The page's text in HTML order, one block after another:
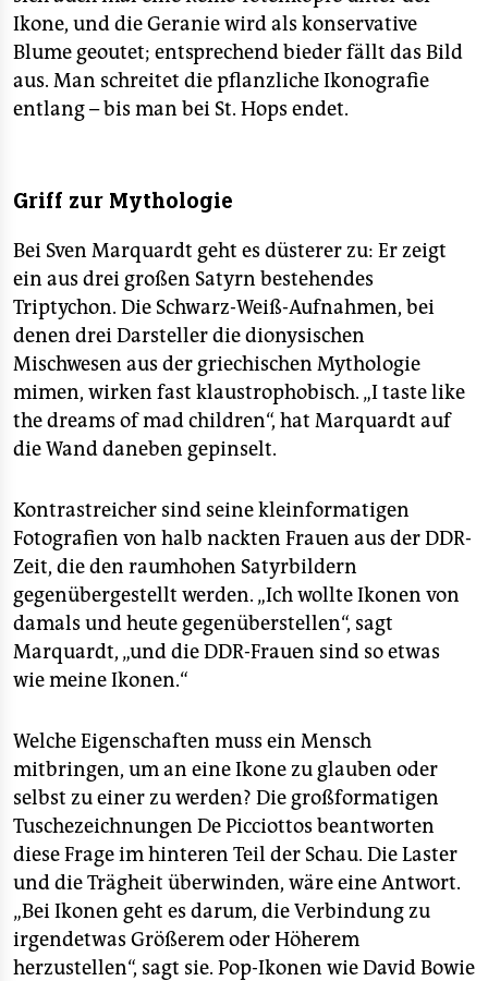
Ikone, und die Geranie wird als konservative
Blume geoutet; entsprechend bieder fällt das Bild
aus. Man schreitet die pflanzliche Ikonografie
entlang – bis man bei St. Hops endet.
Griff zur Mythologie
Bei Sven Marquardt geht es düsterer zu: Er zeigt
ein aus drei großen Satyrn bestehendes
Triptychon. Die Schwarz-Weiß-Aufnahmen, bei
denen drei Darsteller die dionysischen
Mischwesen aus der griechischen Mythologie
mimen, wirken fast klaustrophobisch. „I taste like
the dreams of mad children“, hat Marquardt auf
die Wand daneben gepinselt.
Kontrastreicher sind seine kleinformatigen
Fotografien von halb nackten Frauen aus der DDR-
Zeit, die den raumhohen Satyrbildern
gegenübergestellt werden. „Ich wollte Ikonen von
damals und heute gegenüberstellen“, sagt
Marquardt, „und die DDR-Frauen sind so etwas
wie meine Ikonen.“
Welche Eigenschaften muss ein Mensch
mitbringen, um an eine Ikone zu glauben oder
selbst zu einer zu werden? Die großformatigen
Tuschezeichnungen De Picciottos beantworten
diese Frage im hinteren Teil der Schau. Die Laster
und die Trägheit überwinden, wäre eine Antwort.
„Bei Ikonen geht es darum, die Verbindung zu
irgendetwas Größerem oder Höherem
herzustellen“, sagt sie. Pop-Ikonen wie David Bowie